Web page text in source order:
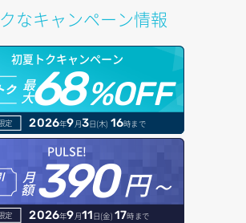
ード
ン管理
なキャンペーン情報
初夏トクキャンペーン
ク 最
大68%OFF
定 2026年9月3日(木) 16時まで
PULSE!
月
額390円～
定 2026年9月11日(金) 17時まで